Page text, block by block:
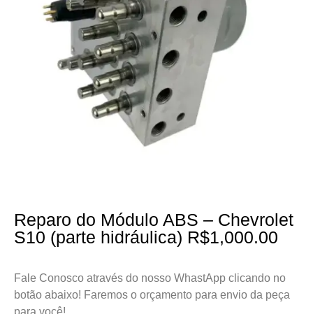
Reparo do Módulo ABS – Chevrolet
S10 (parte hidráulica) R$1,000.00
Fale Conosco através do nosso WhastApp clicando no
botão abaixo! Faremos o orçamento para envio da peça
para você!